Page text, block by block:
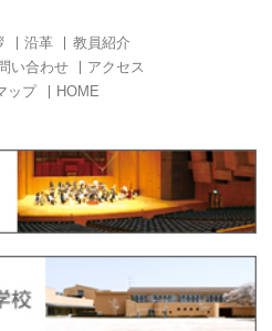
沿革
教員紹介
い合わせ
アクセス
ップ
HOME